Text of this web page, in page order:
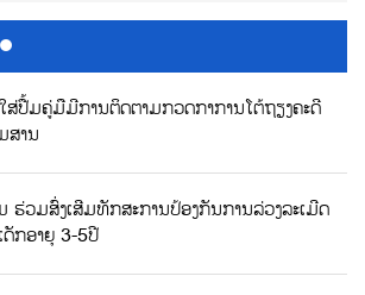
ສ່ປື້ມຄູ່ມືມີການຕິດຕາມກວດກາການໂຕ້ຖຽງຄະດີ
ສານ
ຮ່ວມສົ່ງເສີມທັກສະການປ້ອງກັນການລ່ວງລະເມີດ
ດັກອາຍຸ 3-5ປີ